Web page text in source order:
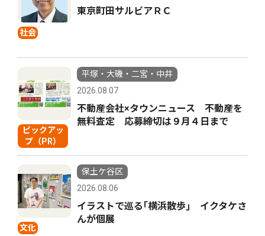
社会
東京町田サルビアＲＣ
ピックアッ
プ（PR）
平塚・大磯・二宮・中井
2026.08.07
不動産会社×タウンニュース 不動産を
無料査定 応募締切は９月４日まで
文化
保土ケ谷区
2026.08.06
イラストで巡る｢横浜散歩｣ イクタケさ
んが個展